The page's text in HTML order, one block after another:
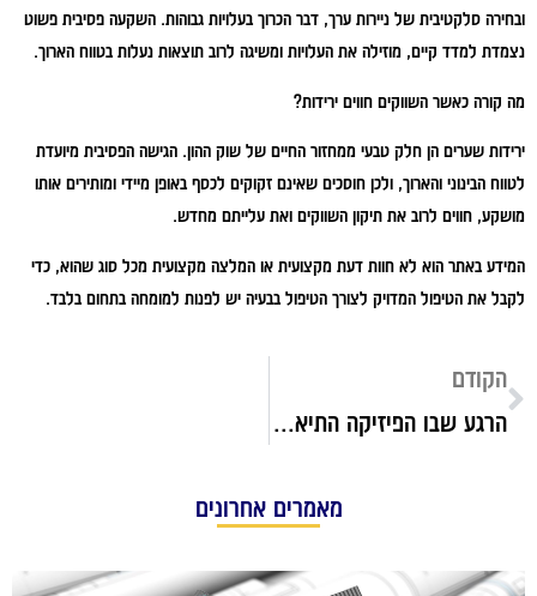
ובחירה סלקטיבית של ניירות ערך, דבר הכרוך בעלויות גבוהות. השקעה פסיבית פשוט
נצמדת למדד קיים, מוזילה את העלויות ומשיגה לרוב תוצאות נעלות בטווח הארוך.
מה קורה כאשר השווקים חווים ירידות?
ירידות שערים הן חלק טבעי ממחזור החיים של שוק ההון. הגישה הפסיבית מיועדת
לטווח הבינוני והארוך, ולכן חוסכים שאינם זקוקים לכסף באופן מיידי ומותירים אותו
מושקע, חווים לרוב את תיקון השווקים ואת עלייתם מחדש.
המידע באתר הוא לא חוות דעת מקצועית או המלצה מקצועית מכל סוג שהוא, כדי
לקבל את הטיפול המדויק לצורך הטיפול בבעיה יש לפנות למומחה בתחום בלבד.
הקודם
הרגע שבו הפיזיקה התיאורטית הפכה לבעיה (וליתרון) של מהנדסי חשמל
מאמרים אחרונים